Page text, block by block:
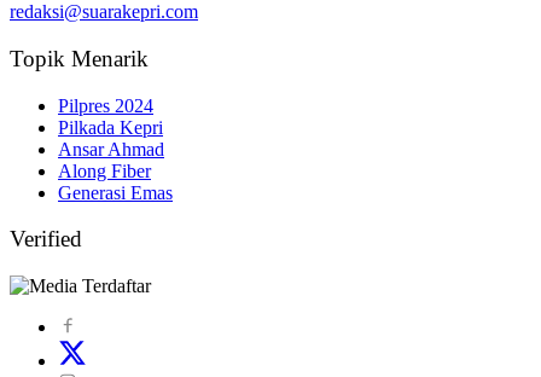
redaksi@suarakepri.com
Topik Menarik
Pilpres 2024
Pilkada Kepri
Ansar Ahmad
Along Fiber
Generasi Emas
Verified